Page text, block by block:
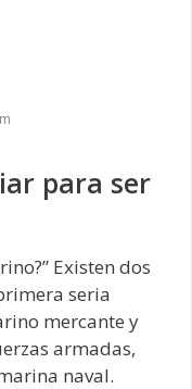
para ser
Existen dos
seria
mercante y
armadas,
naval.